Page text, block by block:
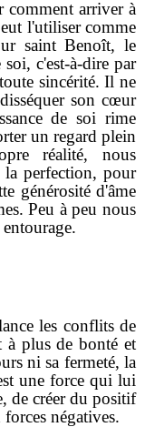
comment arriver à
l'utiliser comme
saint Benoît, le
soi, c'est-à-dire par
sincérité. Il ne
son cœur
de soi rime
un regard plein
réalité, nous
la perfection, pour
générosité d'âme
Peu à peu nous
les conflits de
à plus de bonté et
ni sa fermeté, la
une force qui lui
de créer du positif
négatives.